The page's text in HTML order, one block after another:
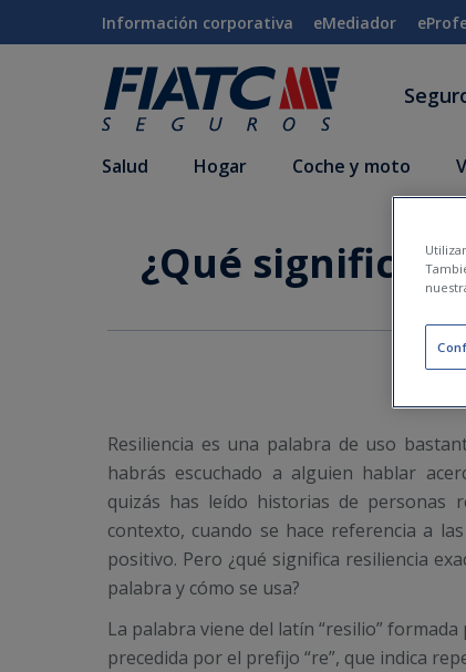
Saltar al contenido principal
Información corporativa eMediador
Salud Hogar Coche y moto
¿Qué significa
Resiliencia es una palabra de uso
habrás escuchado a alguien hablar
quizás has leído historias de personas
contexto, cuando se hace referencia a
positivo. Pero ¿qué significa resiliencia
palabra y cómo se usa?
La palabra viene del latín “resilio”
precedida por el prefijo “re”, que indica